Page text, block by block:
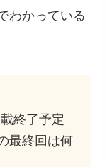
わかっている
終了予定
最終回は何